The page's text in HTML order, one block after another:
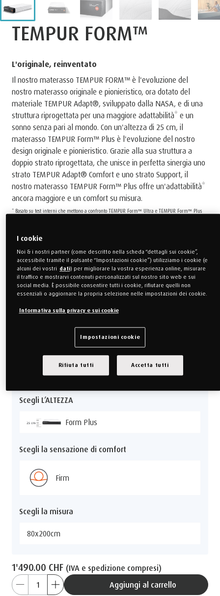
TEMPUR FORM™
L'originale, reinventato
Il nostro materasso TEMPUR FORM™ è l'evoluzione del
nostro materasso originale e pionieristico, ora dotato del
materiale TEMPUR Adapt®, sviluppato dalla NASA, e di una
struttura riprogettata per una maggiore adattabilità* e un
sonno senza pari al mondo. Con un'altezza di 25 cm, il
materasso TEMPUR Form™ Plus è l'evoluzione del nostro
design originale e pionieristico. Grazie alla sua struttura a
doppio strato riprogettata, che unisce in perfetta sinergia uno
strato TEMPUR Adapt® Comfort e uno strato Support, il
nostro materasso TEMPUR Form™ Plus offre un'adattabilità*
ancora maggiore e un comfort su misura.
* Basato su test interni che mettono a confronto TEMPUR Form™ Ultra e TEMPUR Form™ Plus
La consegna della misura 90 x 200 cm in versione medio-
morbida subirà un ritardo ed è prevista per la settimana
Scegli L’ALTEZZA
Form Plus
Scegli la sensazione di comfort
Firm
Scegli la misura
80x200cm
1'490.00 CHF (IVA e spedizione compresi)
Aggiungi al carrello
I cookie
Noi & i nostri partner (come descritto nella scheda “dettagli sui cookie”,
accessibile tramite il pulsante “Impostazioni cookie”) utilizziamo i cookie (e
alcuni dei vostri dati) per migliorare la vostra esperienza online, misurare
il traffico e mostrarvi contenuti personalizzati sul nostro sito web e sui
social media. È possibile consentire tutti i cookie, rifiutare quelli non
essenziali o aggiornare la propria selezione nelle impostazioni dei cookie.
Informativa sulla privacy e sui cookie
Impostazioni cookie
Rifiuta tutti Accetta tutti